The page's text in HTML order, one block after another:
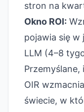
stron na
Okno ROI:
pojawia się w
LLM (4–8
OIR
świecie, w